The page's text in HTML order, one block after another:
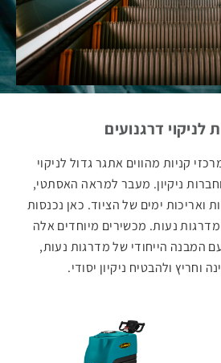
לניקוי דרגנועים
קניות מהווים אתגר גדול לניקוי
ניקיון. מעבר למראה האסתטי,
ואריכות ימים של הציוד. כאן נכנסות
מדרגות נעות. מכשירים מיוחדים אלה
המבנה הייחודי של מדרגות נעות,
וחריץ ולהבטיח ניקיון יסודי.